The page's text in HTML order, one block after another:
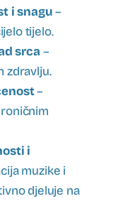
i snagu–
tijelo.
srca –
zdravlju.
–
i
muzike i
djeluje na